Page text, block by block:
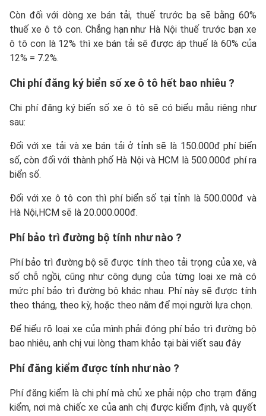
Còn đối với dòng xe bán tải, thuế trước bạ sẽ bằng 60%
thuế xe ô tô con. Chẳng hạn như Hà Nội thuế trước bạn xe
ô tô con là 12% thì xe bán tải sẽ được áp thuế là 60% của
12% = 7.2%.
Chi phí đăng ký biển số xe ô tô hết bao nhiêu ?
Chi phí đăng ký biển số xe ô tô sẽ có biểu mẫu riêng như
sau:
Đối với xe tải và xe bán tải ở tỉnh sẽ là 150.000đ phí biển
số, còn đối với thành phố Hà Nội và HCM là 500.000đ phí ra
biển số.
Đối với xe ô tô con thì phí biển số tại tỉnh là 500.000đ và
Hà Nội,HCM sẽ là 20.000.000đ.
Phí bảo trì đường bộ tính như nào ?
Phí bảo trì đường bộ sẽ được tính theo tải trọng của xe, và
số chỗ ngồi, cũng như công dụng của từng loại xe mà có
mức phí bảo trì đường bộ khác nhau. Phí này sẽ được tính
theo tháng, theo kỳ, hoặc theo năm để mọi người lựa chọn.
Để hiểu rõ loại xe của mình phải đóng phí bảo trì đường bộ
bao nhiêu, anh chị vui lòng tham khảo tại bài viết sau đây
Phí đăng kiểm được tính như nào ?
Phí đăng kiểm là chi phí mà chủ xe phải nộp cho trạm đăng
kiểm, nơi mà chiếc xe của anh chị được kiểm định, và quyết